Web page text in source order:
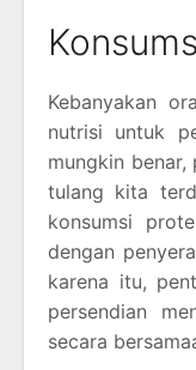
Kebanyakan
nutrisi untuk
mungkin
tulang kita
konsumsi
dengan
karena itu,
persendian
secara